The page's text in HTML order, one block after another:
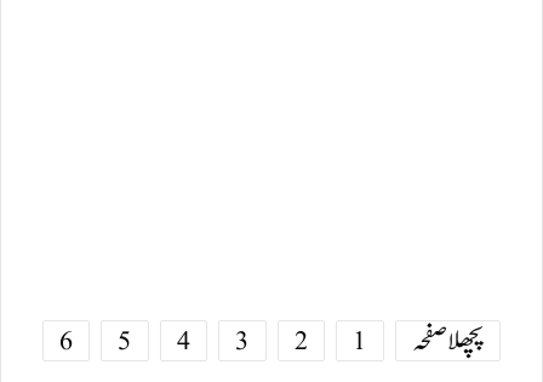
پچھلا صفحہ 1
2
3
4
5
6